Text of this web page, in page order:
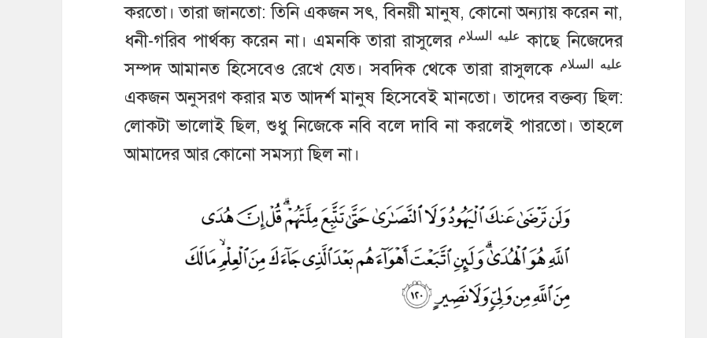
করতো। তারা জানতো: তিনি একজন সৎ, বিনয়ী মানুষ, কোনো অন্যায় করেন না,
ধনী-গরিব পার্থক্য করেন না। এমনকি তারা রাসুলের عليه السلام কাছে নিজেদের
সম্পদ আমানত হিসেবেও রেখে যেত। সবদিক থেকে তারা রাসুলকে عليه السلام
একজন অনুসরণ করার মত আদর্শ মানুষ হিসেবেই মানতো। তাদের বক্তব্য ছিল:
লোকটা ভালোই ছিল, শুধু নিজেকে নবি বলে দাবি না করলেই পারতো। তাহলে
আমাদের আর কোনো সমস্যা ছিল না।